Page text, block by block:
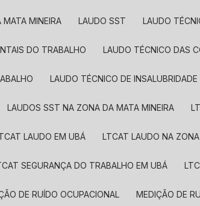
MATA MINEIRA LAUDO SST​ LAUDO
DO TRABALHO LAUDO TÉCNICO DAS
LAUDO TÉCNICO DE INSALUBRIDADE
LAUDOS SST​ NA ZONA DA MATA MINEIRA
LAUDO EM UBÁ LTCAT LAUDO NA
SEGURANÇA DO TRABALHO EM UBÁ
DE RUÍDO OCUPACIONAL MEDIÇÃO DE